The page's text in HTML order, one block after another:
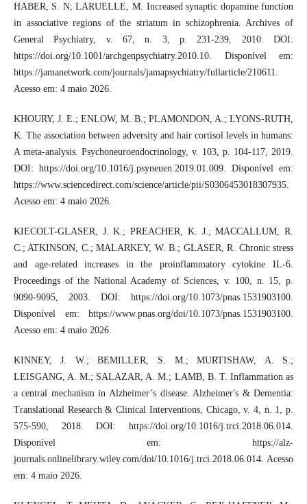
HABER, S. N; LARUELLE, M. Increased synaptic dopamine function
in associative regions of the striatum in schizophrenia. Archives of
General Psychiatry, v. 67, n. 3, p. 231-239, 2010. DOI:
https://doi.org/10.1001/archgenpsychiatry.2010.10. Disponível em:
https://jamanetwork.com/journals/jamapsychiatry/fullarticle/210611.
Acesso em: 4 maio 2026.
KHOURY, J. E.; ENLOW, M. B.; PLAMONDON, A.; LYONS-RUTH,
K. The association between adversity and hair cortisol levels in humans:
A meta-analysis. Psychoneuroendocrinology, v. 103, p. 104-117, 2019.
DOI: https://doi.org/10.1016/j.psyneuen.2019.01.009. Disponível em:
https://www.sciencedirect.com/science/article/pii/S0306453018307935.
Acesso em: 4 maio 2026.
KIECOLT-GLASER, J. K.; PREACHER, K. J.; MACCALLUM, R.
C.; ATKINSON, C.; MALARKEY, W. B.; GLASER, R. Chronic stress
and age-related increases in the proinflammatory cytokine IL-6.
Proceedings of the National Academy of Sciences, v. 100, n. 15, p.
9090-9095, 2003. DOI: https://doi.org/10.1073/pnas.1531903100.
Disponível em: https://www.pnas.org/doi/10.1073/pnas.1531903100.
Acesso em: 4 maio 2026.
KINNEY, J. W.; BEMILLER, S. M.; MURTISHAW, A. S.;
LEISGANG, A. M.; SALAZAR, A. M.; LAMB, B. T. Inflammation as
a central mechanism in Alzheimer’s disease. Alzheimer's & Dementia:
Translational Research & Clinical Interventions, Chicago, v. 4, n. 1, p.
575-590, 2018. DOI: https://doi.org/10.1016/j.trci.2018.06.014.
Disponível em: https://alz-
journals.onlinelibrary.wiley.com/doi/10.1016/j.trci.2018.06.014. Acesso
em: 4 maio 2026.